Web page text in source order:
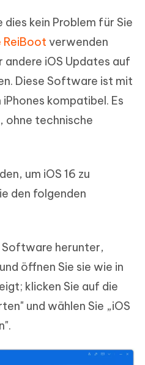
kein Problem für Sie
ReiBoot verwenden
andere iOS Updates auf
Diese Software ist mit
kompatibel. Es
ohne technische
um iOS 16 zu
den folgenden
Software herunter,
öffnen Sie sie wie in
klicken Sie auf die
und wählen Sie „iOS